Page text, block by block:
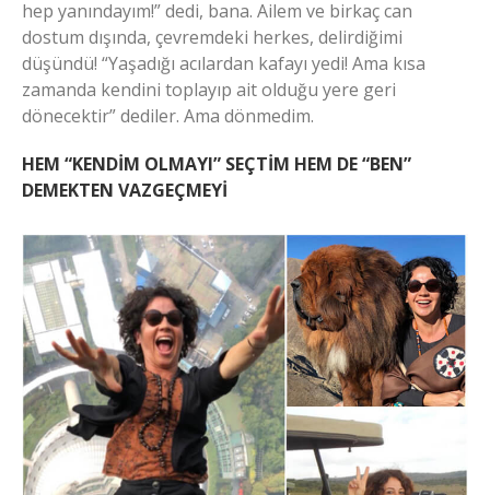
hep yanındayım!” dedi, bana. Ailem ve birkaç can
dostum dışında, çevremdeki herkes, delirdiğimi
düşündü! “Yaşadığı acılardan kafayı yedi! Ama kısa
zamanda kendini toplayıp ait olduğu yere geri
dönecektir” dediler. Ama dönmedim.
HEM “KENDİM OLMAYI” SEÇTİM HEM DE “BEN”
DEMEKTEN VAZGEÇMEYİ